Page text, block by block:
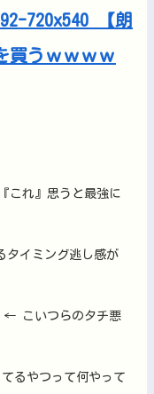
これ』思うと最強に
タイミング逃し感が
← こいつらのタチ悪
るやつって何やって